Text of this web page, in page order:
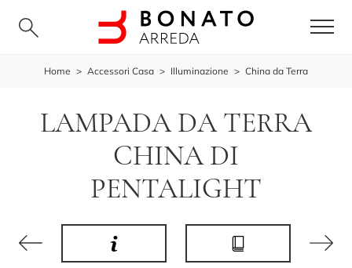
Home > Accessori Casa > Illuminazione > China da Terra
LAMPADA DA TERRA
CHINA DI
PENTALIGHT